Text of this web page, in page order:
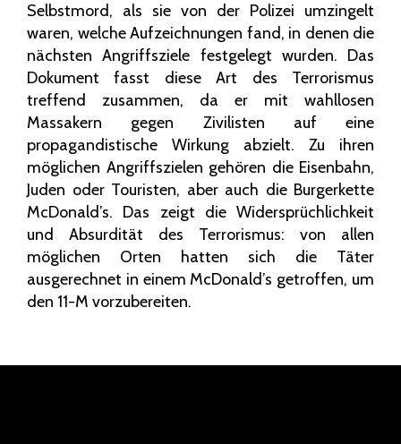
Selbstmord, als sie von der Polizei umzingelt
waren, welche Aufzeichnungen fand, in denen die
nächsten Angriffsziele festgelegt wurden. Das
Dokument fasst diese Art des Terrorismus
treffend zusammen, da er mit wahllosen
Massakern gegen Zivilisten auf eine
propagandistische Wirkung abzielt. Zu ihren
möglichen Angriffszielen gehören die Eisenbahn,
Juden oder Touristen, aber auch die Burgerkette
McDonald’s. Das zeigt die Widersprüchlichkeit
und Absurdität des Terrorismus: von allen
möglichen Orten hatten sich die Täter
ausgerechnet in einem McDonald’s getroffen, um
den 11-M vorzubereiten.